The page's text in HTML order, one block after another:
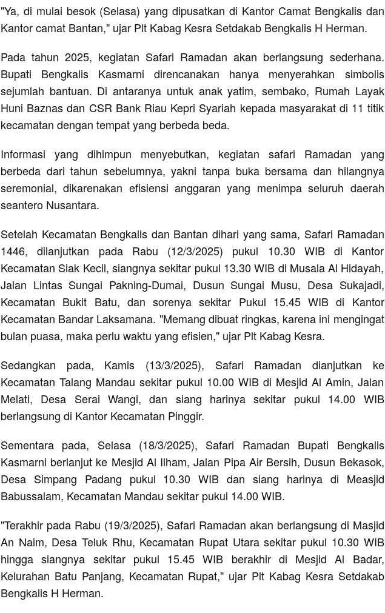
"Ya, di mulai besok (Selasa) yang dipusatkan di Kantor Camat Bengkalis dan
Kantor camat Bantan," ujar Plt Kabag Kesra Setdakab Bengkalis H Herman.
Pada tahun 2025, kegiatan Safari Ramadan akan berlangsung sederhana.
Bupati Bengkalis Kasmarni direncanakan hanya menyerahkan simbolis
sejumlah bantuan. Di antaranya untuk anak yatim, sembako, Rumah Layak
Huni Baznas dan CSR Bank Riau Kepri Syariah kepada masyarakat di 11 titik
kecamatan dengan tempat yang berbeda beda.
Informasi yang dihimpun menyebutkan, kegiatan safari Ramadan yang
berbeda dari tahun sebelumnya, yakni tanpa buka bersama dan hilangnya
seremonial, dikarenakan efisiensi anggaran yang menimpa seluruh daerah
seantero Nusantara.
Setelah Kecamatan Bengkalis dan Bantan dihari yang sama, Safari Ramadan
1446, dilanjutkan pada Rabu (12/3/2025) pukul 10.30 WIB di Kantor
Kecamatan Siak Kecil, siangnya sekitar pukul 13.30 WIB di Musala Al Hidayah,
Jalan Lintas Sungai Pakning-Dumai, Dusun Sungai Musu, Desa Sukajadi,
Kecamatan Bukit Batu, dan sorenya sekitar Pukul 15.45 WIB di Kantor
Kecamatan Bandar Laksamana. "Memang dibuat ringkas, karena ini mengingat
bulan puasa, maka perlu waktu yang efisien," ujar Plt Kabag Kesra.
Sedangkan pada, Kamis (13/3/2025), Safari Ramadan dianjutkan ke
Kecamatan Talang Mandau sekitar pukul 10.00 WIB di Mesjid Al Amin, Jalan
Melati, Desa Serai Wangi, dan siang harinya sekitar pukul 14.00 WIB
berlangsung di Kantor Kecamatan Pinggir.
Sementara pada, Selasa (18/3/2025), Safari Ramadan Bupati Bengkalis
Kasmarni berlanjut ke Mesjid Al Ilham, Jalan Pipa Air Bersih, Dusun Bekasok,
Desa Simpang Padang pukul 10.30 WIB dan siang harinya di Measjid
Babussalam, Kecamatan Mandau sekitar pukul 14.00 WIB.
"Terakhir pada Rabu (19/3/2025), Safari Ramadan akan berlangsung di Masjid
An Naim, Desa Teluk Rhu, Kecamatan Rupat Utara sekitar pukul 10.30 WIB
hingga siangnya sekitar pukul 15.45 WIB berakhir di Mesjid Al Badar,
Kelurahan Batu Panjang, Kecamatan Rupat," ujar Plt Kabag Kesra Setdakab
Bengkalis H Herman.